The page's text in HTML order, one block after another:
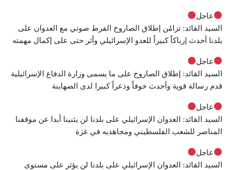
عاجل
السيد القائد: تزامُن إطلاق الصاروخ الفرط صوتي مع العدوان على
بلدنا أحدث إرباكاً كبيراً للعدو الإسرائيلي وأثر حتى على إكمال مهمته
عاجل
السيد القائد: إطلاق الصاروخ على ما يسمى وزارة الدفاع الإسرائيلية
قدم رسالة قوية وأحدث خوفاً وذعراً كبيرا لدى الصهاينة
عاجل
السيد القائد: العدوان الإسرائيلي على بلدنا لن يثنينا أبدا عن موقفنا
المناصر للشعب الفلسطيني ومجاهديه في غزة
عاجل
السيد القائد: العدوان الإسرائيلي على بلدنا لن يؤثر على مستوى